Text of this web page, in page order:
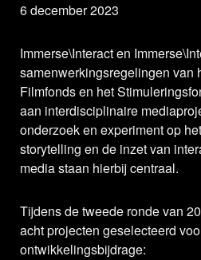
6 december 2023
Immerse\Interact en
samenwerkingsregelingen van
Filmfonds en het
aan interdisciplinaire
onderzoek en experiment op
storytelling en de inzet van
media staan hierbij centraal.
Tijdens de tweede ronde van
acht projecten geselecteerd
ontwikkelingsbijdrage: